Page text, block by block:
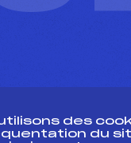
des
du